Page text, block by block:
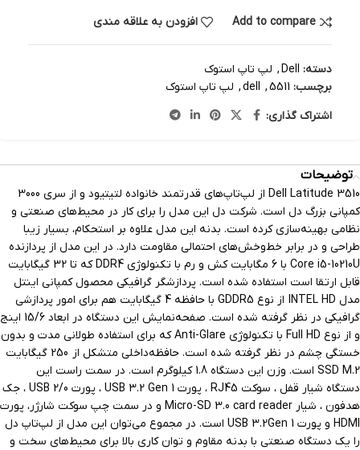
Add to compare افزودن به علاقه مندی
دسته: Dell
, لپ تاپ استوک
برچسب: 5511
,
dell
, لپ تاپ استوک
اشتراک گذاری:
توضیحات
Dell Latitude 3510 از لپ‌تاپ‌های قدرتمند خانواده لتيتيود و از سری 3000
كمپانی بزرگ دل است. شركت دل اين مدل را براي كار در محيط‌های صنعتی و
نظامی بهينه‌سازی كرده است. بدنه اين مدل علاوه بر استحكام، بسيار زيبا
طراحی و در برابر خط‌وخش‌های احتمالی مقاومت دارد. در اين مدل از پردازنده
Core i5-10210U با 6 مگابايت كش و رم با تكنولوژی DDR4 كه تا 32 گيگابایت
قابل ارتقا است استفاده شده است. پردازشگر گرافیکی محصول کمپانی اینتل
مدل INTEL HD از نوع GDDR5 با حافظه 4 گیگابایت هم برای امور پردازشی
گرافیکی در نظر گرفته شده است. صفحه‌نمايش اين دستگاه در ابعاد 15/6 اينج
و از نوع Full HD با تكنولوژی Anti-Glare كه برای استفاده طولانی مدت و بدون
خستگی چشم در نظر گرفته شده است. حافظه‌داخلی متشکل از 250 گیگابایت
SSD M.2 است. وزن اين دستگاه 1.8 كيلوگرم است. در سمت راست اين
دستگاه شيار قفل ، سوكت RJ45 ، پورت USB 3.2 Gen 1 ، پورت USB 2/0 ، جک
هدفون ، شيار Micro-SD 3.0 card reader و در سمت چپ سوكت شارژر، پورت
HDMI و پورت USB 3.2Gen 1 است. در مجموع می‌توان اين مدل از لپ‌تاپ دل
را يک دستگاه صنعتی با بدنه مقاوم و توان كاری بالا برای محيط‌های سخت و